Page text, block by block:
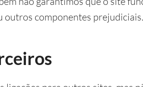
outros componentes prejudiciais.